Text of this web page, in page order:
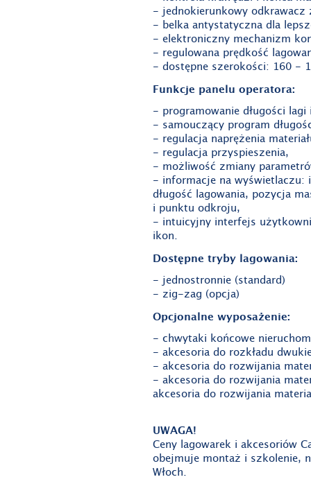
- jednokierunkowy
- belka antystatyczna dla
- elektroniczny mechanizm
- regulowana prędkość
- dostępne szerokości: 160 -
Funkcje panelu operatora:
- programowanie długości
- samouczący program
- regulacja naprężenia
- regulacja przyspieszenia,
- możliwość zmiany
- informacje na wyświetlaczu:
długość lagowania, pozycja
i punktu odkroju,
- intuicyjny interfejs
ikon.
Dostępne tryby lagowania:
- jednostronnie (standard)
- zig-zag (opcja)
Opcjonalne wyposażenie:
- chwytaki końcowe
- akcesoria do rozkładu
- akcesoria do rozwijania
- akcesoria do rozwijania
akcesoria do rozwijania
UWAGA!
Ceny lagowarek i akcesoriów
obejmuje montaż i szkolenie,
Włoch.